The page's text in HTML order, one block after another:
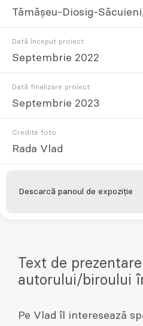
Tămășeu-Diosig-
Dată început proiect
Septembrie 2022
Dată finalizare proiect
Septembrie 2023
Credite foto
Rada Vlad
Descarcă panoul de expoziție
Text de
autorului/biroului
Pe Vlad îl interesează